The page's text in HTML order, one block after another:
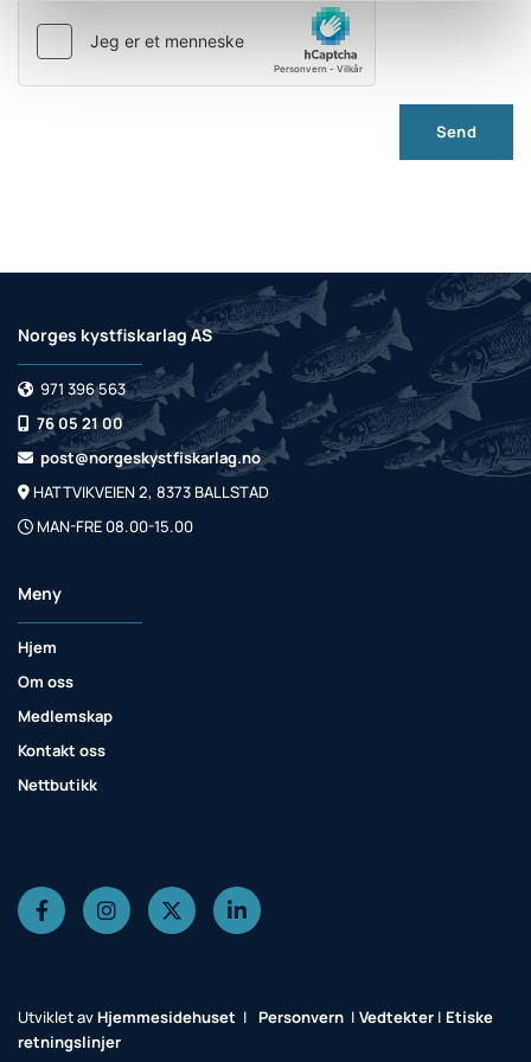
Norges kystfiskarlag AS
 971 396 563
 76 05 21 00
 post@norgeskystfiskarlag.no
 HATTVIKVEIEN 2, 8373 BALLSTAD
 MAN-FRE 08.00-15.00
Meny
Hjem
Om oss
Medlemskap
Kontakt oss
Nettbutikk
Utviklet av Hjemmesidehuset | Personvern | Vedtekter | Etiske
retningslinjer